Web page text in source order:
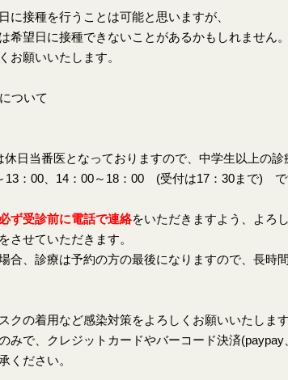
に接種を行うことは可能と思いますが、
希望日に接種できないことがあるかもしれません。
お願いいたします。
ついて
休日当番医となっておりますので、中学生以上の診
：00、14：00～18：00 (受付は17：30まで) で
必ず受診前に電話で連絡をいただきますよう、よろ
させていただきます。
合、診療は予約の方の最後になりますので、長時
クの着用など感染対策をよろしくお願いいたします
みで、クレジットカードやバーコード決済
ください。